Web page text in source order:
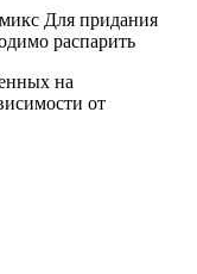
Для придания
распарить
на
от